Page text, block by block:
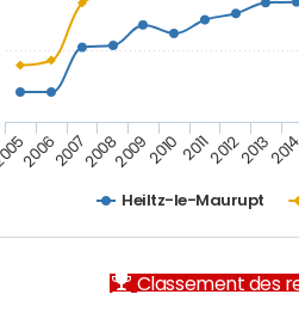
Heiltz-le-Maurupt
20062007200820092010 2011201220132014
Classement des